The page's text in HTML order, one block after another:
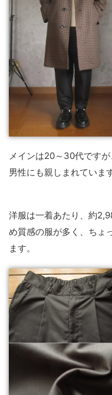
メインは20～30代です
男性にも親しまれています
洋服は一着あたり、約
め質感の服が多く、ちょ
ます。